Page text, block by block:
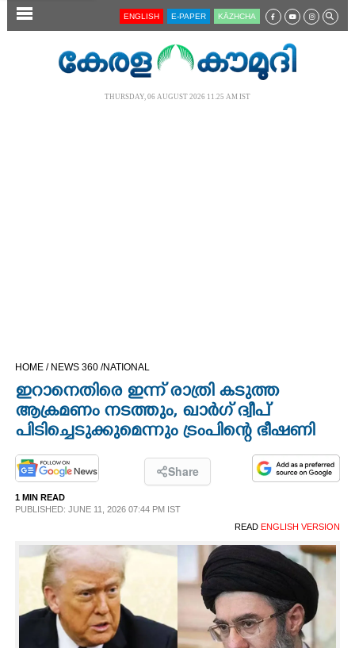
SECTIONS
CINEMA
OPINION
PHOTOS
LIFESTYLE
SPIRITUAL
INFO+
ENGLISH E-PAPER KĀZHCHA
THURSDAY, 06 AUGUST 2026 11.25 AM IST
HOME / NEWS 360 /NATIONAL
ഇറാനെതിരെ ഇന്ന് രാത്രി കടുത്ത
ആക്രമണം നടത്തും, ഖാർ‌ഗ് ദ്വീപ്
പിടിച്ചെടുക്കുമെന്നും ട്രംപിന്റെ ഭീഷണി
Share
1 MIN READ
PUBLISHED: JUNE 11, 2026 07:44 PM IST
READ ENGLISH VERSION